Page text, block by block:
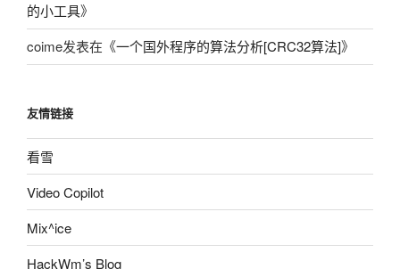
的小工具》
coime发表在《一个国外程序的算法分析[CRC32算法]》
友情链接
看雪
Video Copilot
Mix^ice
HackWm’s Blog